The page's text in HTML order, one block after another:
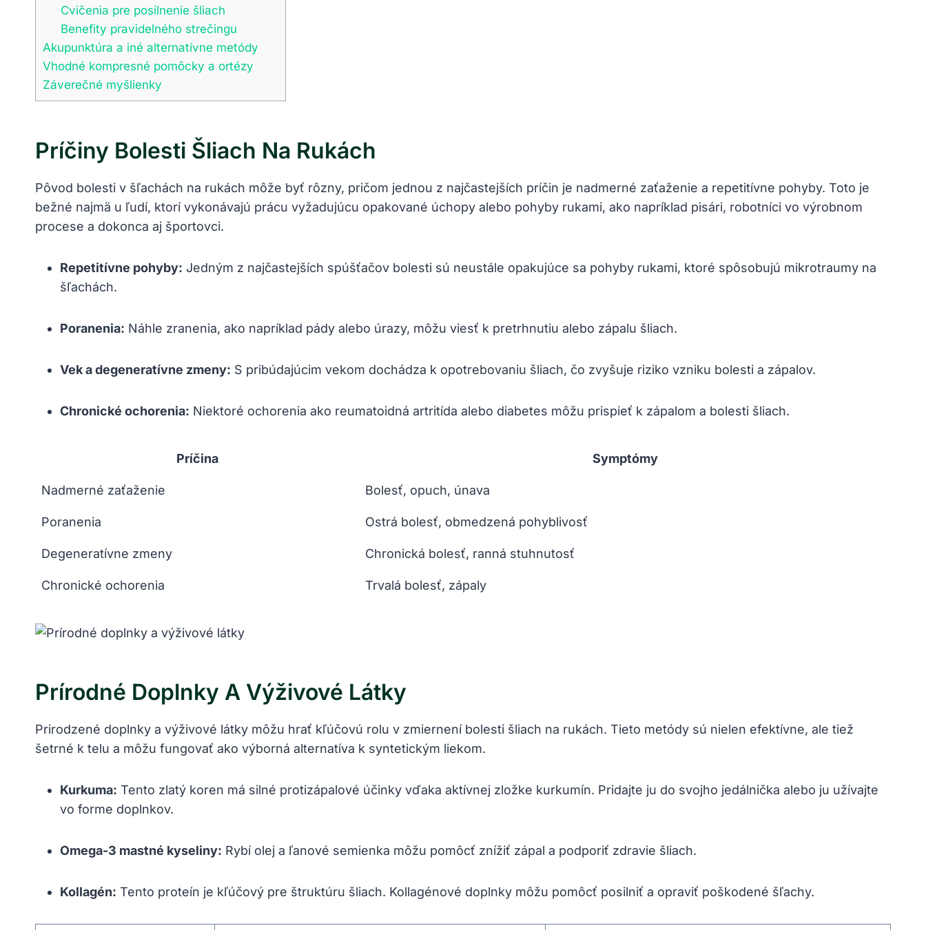
Cvičenia pre posilnenie šliach
Benefity pravidelného strečingu
Akupunktúra a iné alternatívne metódy
Vhodné kompresné pomôcky a ortézy
Záverečné myšlienky
Príčiny Bolesti Šliach Na Rukách
Pôvod bolesti v šľachách na rukách môže byť rôzny, pričom jednou z najčastejších príčin je nadmerné zaťaženie a repetitívne pohyby. Toto je
bežné najmä u ľudí, ktorí vykonávajú prácu vyžadujúcu opakované úchopy alebo pohyby rukami, ako napríklad pisári, robotníci vo výrobnom
procese a dokonca aj športovci.
Repetitívne pohyby: Jedným z najčastejších spúšťačov bolesti sú neustále opakujúce sa pohyby rukami, ktoré spôsobujú mikrotraumy na
šľachách.
Poranenia: Náhle zranenia, ako napríklad pády alebo úrazy, môžu viesť k pretrhnutiu alebo zápalu šliach.
Vek a degeneratívne zmeny: S pribúdajúcim vekom dochádza k opotrebovaniu šliach, čo zvyšuje riziko vzniku bolesti a zápalov.
Chronické ochorenia: Niektoré ochorenia ako reumatoidná artritída alebo diabetes môžu prispieť k zápalom a bolesti šliach.
Príčina Symptómy
Nadmerné zaťaženie Bolesť, opuch, únava
Poranenia Ostrá bolesť, obmedzená pohyblivosť
Degeneratívne zmeny Chronická bolesť, ranná stuhnutosť
Chronické ochorenia Trvalá bolesť, zápaly
Prírodné Doplnky A Výživové Látky
Prirodzené doplnky a výživové látky môžu hrať kľúčovú rolu v zmiernení bolesti šliach na rukách. Tieto metódy sú nielen efektívne, ale tiež
šetrné k telu a môžu fungovať ako výborná alternatíva k syntetickým liekom.
Kurkuma: Tento zlatý koren má silné protizápalové účinky vďaka aktívnej zložke kurkumín. Pridajte ju do svojho jedálnička alebo ju užívajte
vo forme doplnkov.
Omega-3 mastné kyseliny: Rybí olej a ľanové semienka môžu pomôcť znížiť zápal a podporiť zdravie šliach.
Kollagén: Tento proteín je kľúčový pre štruktúru šliach. Kollagénové doplnky môžu pomôcť posilniť a opraviť poškodené šľachy.